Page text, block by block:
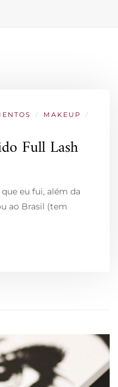
/ MAKEUP /
Full Lash
eu fui, além da
ao Brasil (tem